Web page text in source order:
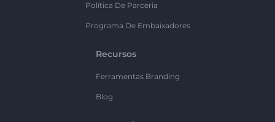
Política De Parceria
Programa De Embaixadores
Recursos
Ferramentas Branding
Blog